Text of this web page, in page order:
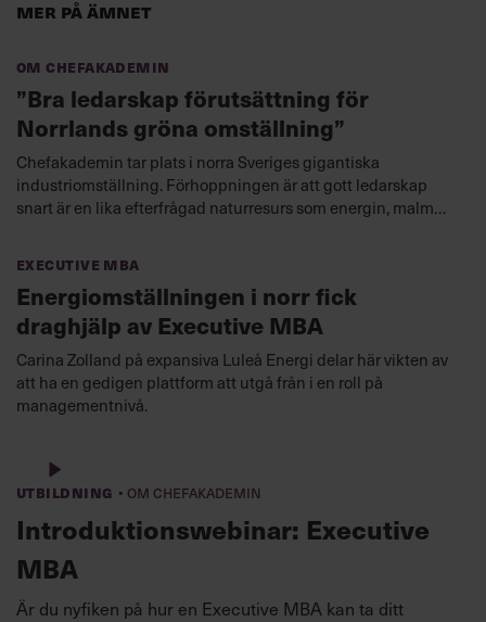
Mer på ämnet
Om Chefakademin
”Bra ledarskap förutsättning för
Norrlands gröna omställning”
Chefakademin tar plats i norra Sveriges gigantiska
industriomställning. Förhoppningen är att gott ledarskap
snart är en lika efterfrågad naturresurs som energin, malmen
Executive MBA
Energi­omställ­ningen i norr fick
draghjälp av Executive MBA
Carina Zolland på expansiva Luleå Energi delar här vikten av
att ha en gedigen plattform att utgå från i en roll på
managementnivå.
Utbildning · Om Chefakademin
Introduktionswebinar: Executive
MBA
Är du nyfiken på hur en Executive MBA kan ta ditt